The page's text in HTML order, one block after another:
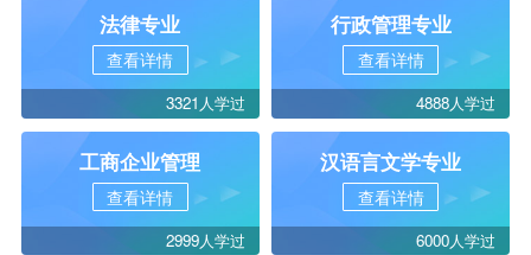
法律专业
查看详情
3321人学过
行政管理专业
查看详情
4888人学过
工商企业管理
查看详情
2999人学过
汉语言文学专业
查看详情
6000人学过